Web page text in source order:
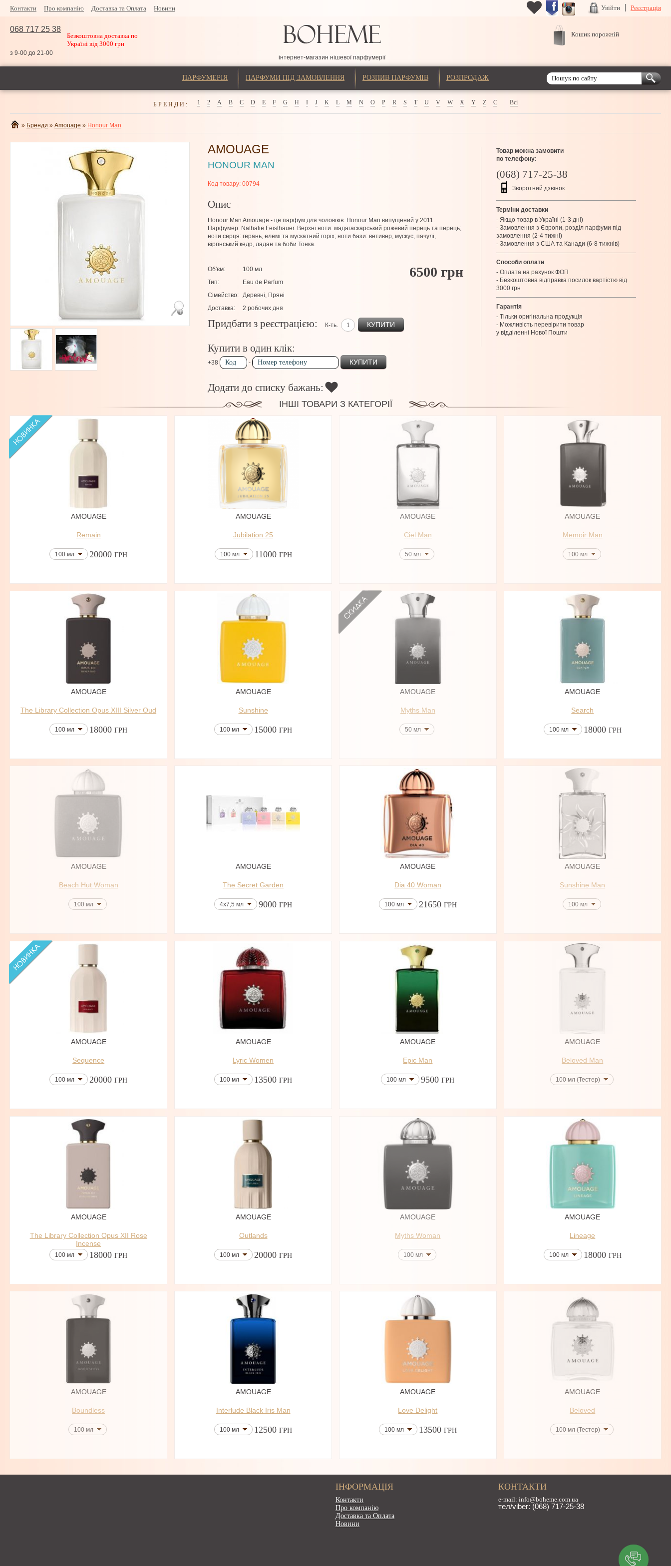
Контакти Про компанію Доставка та Оплата Новини Увійти Реєстрація
068 717 25 38
Безкоштовна доставка по
Україні від 3000 грн
з 9-00 до 21-00
інтернет-магазин нішевої парфумерії
Кошик порожній
ПАРФУМЕРІЯ ПАРФУМИ ПІД ЗАМОВЛЕННЯ РОЗПИВ ПАРФУМІВ РОЗПРОДАЖ
БРЕНДИ: 1 2 A B C D E F G H I J K L M N O P R S T U V W X Y Z С Всі
» Бренди » Amouage » Honour Man
AMOUAGE
HONOUR MAN
Код товару: 00794
Опис
Honour Man Amouage - це парфум для чоловіків. Honour Man випущений у 2011.
Парфумер: Nathalie Feisthauer. Верхні ноти: мадагаскарський рожевий перець та перець;
ноти серця: герань, елемі та мускатний горіх; ноти бази: ветивер, мускус, пачулі,
віргінський кедр, ладан та боби Тонка.
Об'єм:
100 мл
Тип:
Eau de Parfum
Сімейство: Деревні, Пряні
Доставка:
2 робочих дня
6500 грн
Придбати з реєстрацією: К-ть. КУПИТИ
Купити в один клік:
+38 -
Додати до списку бажань:
Товар можна замовити
по телефону:
(068) 717-25-38
Зворотний дзвінок
Терміни доставки
- Якщо товар в Україні (1-3 дні)
- Замовлення з Європи, розділ парфуми під
замовлення (2-4 тижні)
- Замовлення з США та Канади (6-8 тижнів)
Способи оплати
- Оплата на рахунок ФОП
- Безкоштовна відправка посилок вартістю від
3000 грн
Гарантія
- Тільки оригінальна продукція
- Можливість перевірити товар
у відділенні Нової Пошти
ІНШІ ТОВАРИ З КАТЕГОРІЇ
AMOUAGE
Remain
100 мл 20000 ГРН
AMOUAGE
Jubilation 25
100 мл 11000 ГРН
AMOUAGE
Ciel Man
50 мл
AMOUAGE
Memoir Man
100 мл
AMOUAGE
The Library Collection Opus XIII Silver Oud
100 мл 18000 ГРН
AMOUAGE
Sunshine
100 мл 15000 ГРН
AMOUAGE
Myths Man
50 мл
AMOUAGE
Search
100 мл 18000 ГРН
AMOUAGE
Beach Hut Woman
100 мл
AMOUAGE
The Secret Garden
4x7,5 мл 9000 ГРН
AMOUAGE
Dia 40 Woman
100 мл 21650 ГРН
AMOUAGE
Sunshine Man
100 мл
AMOUAGE
Sequence
100 мл 20000 ГРН
AMOUAGE
Lyric Women
100 мл 13500 ГРН
AMOUAGE
Epic Man
100 мл 9500 ГРН
AMOUAGE
Beloved Man
100 мл (Тестер)
AMOUAGE
The Library Collection Opus XII Rose
Incense
100 мл 18000 ГРН
AMOUAGE
Outlands
100 мл 20000 ГРН
AMOUAGE
Myths Woman
100 мл
AMOUAGE
Lineage
100 мл 18000 ГРН
AMOUAGE
Boundless
100 мл
AMOUAGE
Interlude Black Iris Man
100 мл 12500 ГРН
AMOUAGE
Love Delight
100 мл 13500 ГРН
AMOUAGE
Beloved
100 мл (Тестер)
ІНФОРМАЦІЯ
Контакти
Про компанію
Доставка та Оплата
Новини
КОНТАКТИ
e-mail: info@boheme.com.ua
тел/viber: (068) 717-25-38